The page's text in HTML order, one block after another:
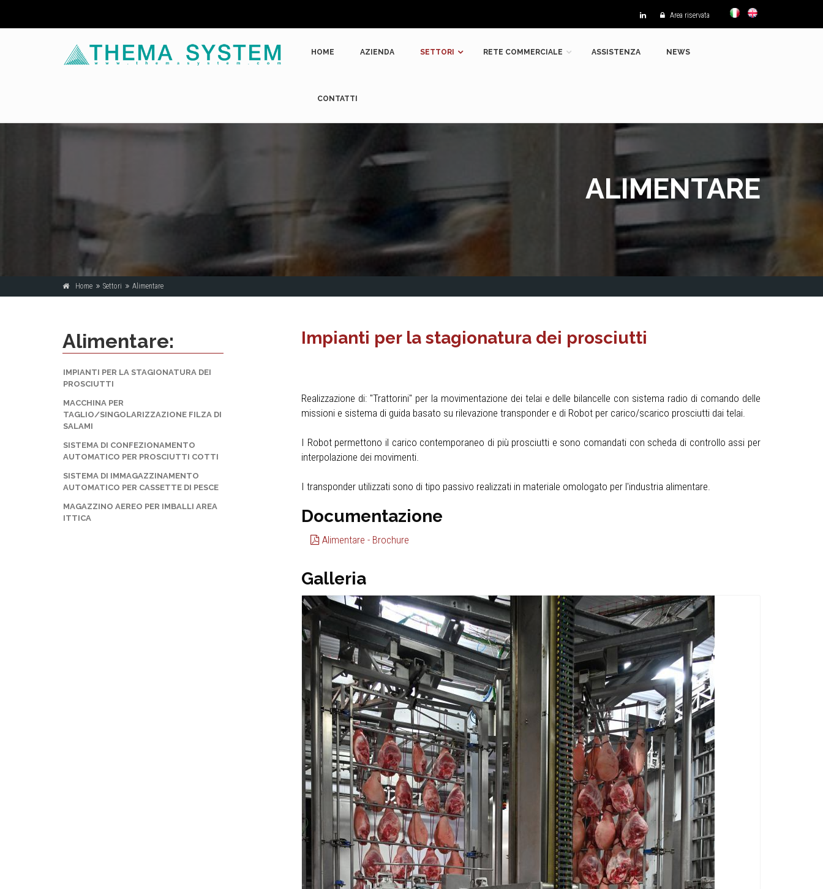
Area riservata
HOME AZIENDA SETTORI RETE COMMERCIALE ASSISTENZA NEWS
CONTATTI
ALIMENTARE
Home Settori Alimentare
Impianti per la stagionatura dei prosciutti
Realizzazione di: "Trattorini" per la movimentazione dei telai e delle bilancelle con sistema radio di comando delle
missioni e sistema di guida basato su rilevazione transponder e di Robot per carico/scarico prosciutti dai telai.
I Robot permettono il carico contemporaneo di più prosciutti e sono comandati con scheda di controllo assi per
interpolazione dei movimenti.
I transponder utilizzati sono di tipo passivo realizzati in materiale omologato per l'industria alimentare.
Documentazione
Alimentare - Brochure
Galleria
Alimentare:
IMPIANTI PER LA STAGIONATURA DEI
PROSCIUTTI
MACCHINA PER
TAGLIO/SINGOLARIZZAZIONE FILZA DI
SALAMI
SISTEMA DI CONFEZIONAMENTO
AUTOMATICO PER PROSCIUTTI COTTI
SISTEMA DI IMMAGAZZINAMENTO
AUTOMATICO PER CASSETTE DI PESCE
MAGAZZINO AEREO PER IMBALLI AREA
ITTICA